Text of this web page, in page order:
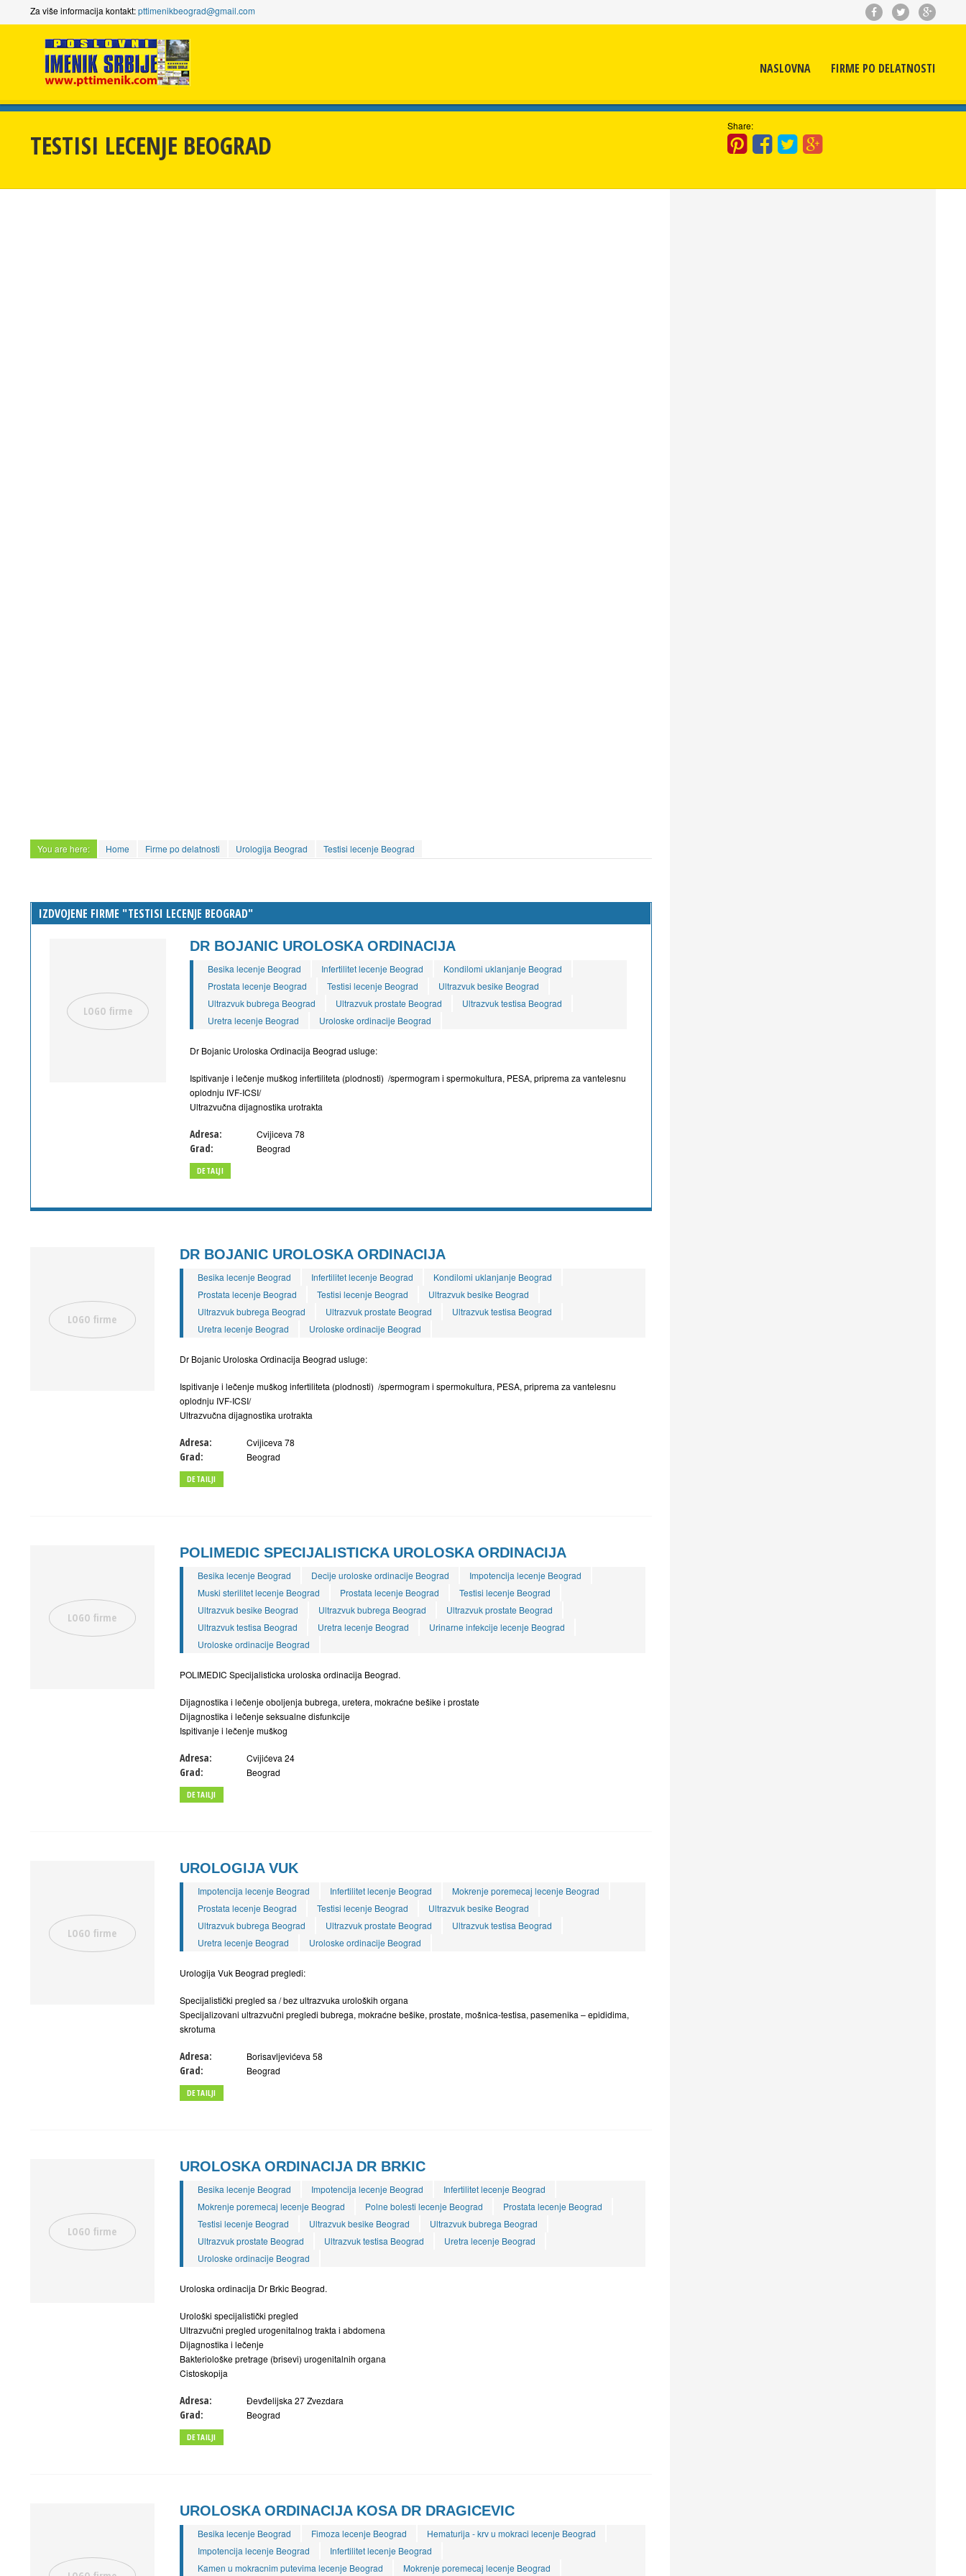
Za više informacija kontakt:pttimenikbeograd@gmail.com
NASLOVNA FIRME PO DELATNOSTI
TESTISI LECENJE BEOGRAD
Share:
You are here: Home Firme po delatnosti Urologija Beograd Testisi lecenje Beograd
IZDVOJENE FIRME "TESTISI LECENJE BEOGRAD"
DR BOJANIC UROLOSKA ORDINACIJA
Besika lecenje Beograd Infertilitet lecenje Beograd
Kondilomi uklanjanje Beograd
Prostata lecenje Beograd
Testisi lecenje Beograd
Ultrazvuk besike Beograd
Ultrazvuk bubrega Beograd
Ultrazvuk prostate Beograd
Ultrazvuk testisa Beograd
Uretra lecenje Beograd
Uroloske ordinacije Beograd
Dr Bojanic Uroloska Ordinacija Beograd usluge:
Ispitivanje i lečenje muškog infertiliteta (plodnosti) /spermogram i spermokultura, PESA, priprema za vantelesnu
oplodnju IVF-ICSI/
Ultrazvučna dijagnostika urotrakta
Adresa: Cvijiceva 78
Grad: Beograd
DETALJI
DR BOJANIC UROLOSKA ORDINACIJA
Besika lecenje Beograd Infertilitet lecenje Beograd
Kondilomi uklanjanje Beograd
Prostata lecenje Beograd
Testisi lecenje Beograd
Ultrazvuk besike Beograd
Ultrazvuk bubrega Beograd
Ultrazvuk prostate Beograd
Ultrazvuk testisa Beograd
Uretra lecenje Beograd
Uroloske ordinacije Beograd
Dr Bojanic Uroloska Ordinacija Beograd usluge:
Ispitivanje i lečenje muškog infertiliteta (plodnosti) /spermogram i spermokultura, PESA, priprema za vantelesnu
oplodnju IVF-ICSI/
Ultrazvučna dijagnostika urotrakta
Adresa: Cvijiceva 78
Grad: Beograd
DETAILJI
POLIMEDIC SPECIJALISTICKA UROLOSKA ORDINACIJA
Besika lecenje Beograd Decije uroloske ordinacije Beograd
Impotencija lecenje Beograd
Muski sterilitet lecenje Beograd
Prostata lecenje Beograd
Testisi lecenje Beograd
Ultrazvuk besike Beograd
Ultrazvuk bubrega Beograd
Ultrazvuk prostate Beograd
Ultrazvuk testisa Beograd
Uretra lecenje Beograd
Urinarne infekcije lecenje Beograd
Uroloske ordinacije Beograd
POLIMEDIC Specijalisticka uroloska ordinacija Beograd.
Dijagnostika i lečenje oboljenja bubrega, uretera, mokraćne bešike i prostate
Dijagnostika i lečenje seksualne disfunkcije
Ispitivanje i lečenje muškog
Adresa: Cvijićeva 24
Grad: Beograd
DETAILJI
UROLOGIJA VUK
Impotencija lecenje Beograd Infertilitet lecenje Beograd
Mokrenje poremecaj lecenje Beograd
Prostata lecenje Beograd
Testisi lecenje Beograd
Ultrazvuk besike Beograd
Ultrazvuk bubrega Beograd
Ultrazvuk prostate Beograd
Ultrazvuk testisa Beograd
Uretra lecenje Beograd
Uroloske ordinacije Beograd
Urologija Vuk Beograd pregledi:
Specijalistički pregled sa / bez ultrazvuka uroloških organa
Specijalizovani ultrazvučni pregledi bubrega, mokraćne bešike, prostate, mošnica-testisa, pasemenika – epididima,
skrotuma
Adresa: Borisavljevićeva 58
Grad: Beograd
DETAILJI
UROLOSKA ORDINACIJA DR BRKIC
Besika lecenje Beograd Impotencija lecenje Beograd
Infertilitet lecenje Beograd
Mokrenje poremecaj lecenje Beograd
Polne bolesti lecenje Beograd
Prostata lecenje Beograd
Testisi lecenje Beograd
Ultrazvuk besike Beograd
Ultrazvuk bubrega Beograd
Ultrazvuk prostate Beograd
Ultrazvuk testisa Beograd
Uretra lecenje Beograd
Uroloske ordinacije Beograd
Uroloska ordinacija Dr Brkic Beograd.
Urološki specijalistički pregled
Ultrazvučni pregled urogenitalnog trakta i abdomena
Dijagnostika i lečenje
Bakteriološke pretrage (brisevi) urogenitalnih organa
Cistoskopija
Adresa: Đevđelijska 27 Zvezdara
Grad: Beograd
DETAILJI
UROLOSKA ORDINACIJA KOSA DR DRAGICEVIC
Besika lecenje Beograd Fimoza lecenje Beograd
Hematurija - krv u mokraci lecenje Beograd
Impotencija lecenje Beograd
Infertilitet lecenje Beograd
Kamen u mokracnim putevima lecenje Beograd
Mokrenje poremecaj lecenje Beograd